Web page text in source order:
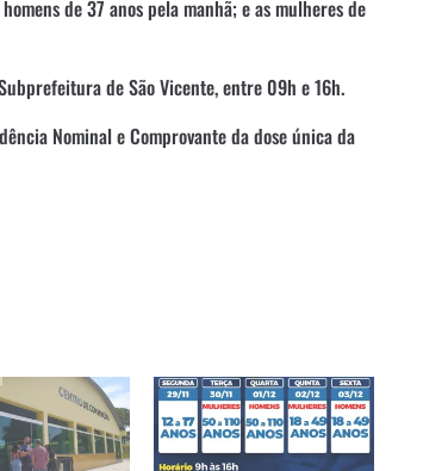
de 37 anos pela manhã; e as mulheres de
de São Vicente, entre 09h e 16h.
Nominal e Comprovante da dose única da